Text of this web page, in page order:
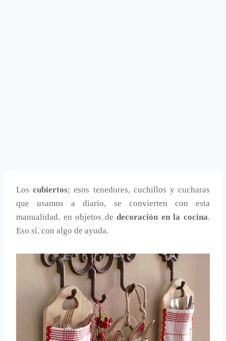
Loscubiertos; esos tenedores, cuchillos y cucharas
que usamos a diario, se convierten con esta
manualidad, en objetos dedecoración en la cocina.
Eso sí, con algo de ayuda.